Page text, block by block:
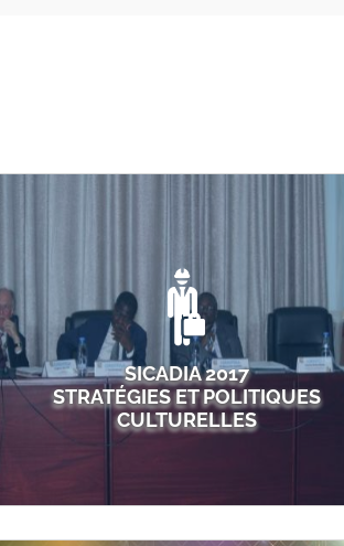
SICADIA 2017
STRATÉGIES ET POLITIQUES
CULTURELLES